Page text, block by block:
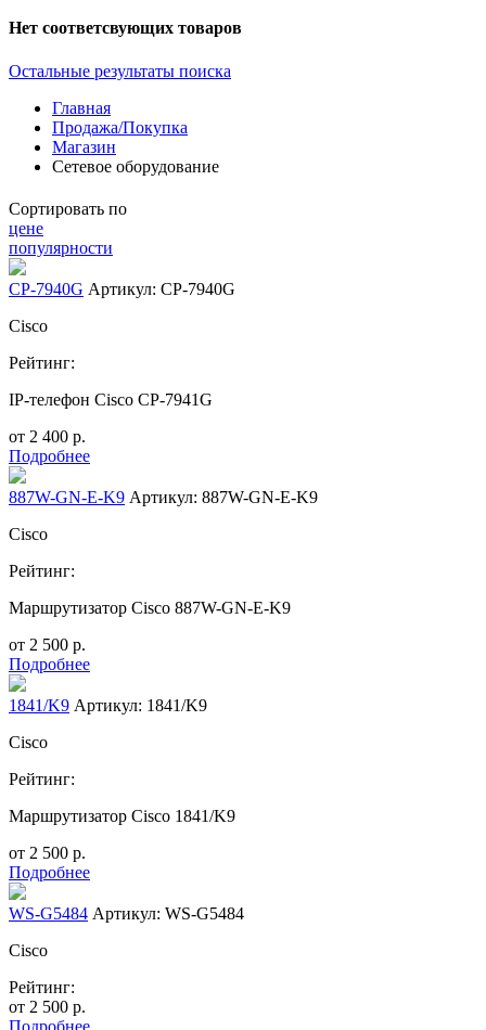
Нет соответсвующих товаров
Остальные результаты поиска
Главная
Продажа/Покупка
Магазин
Сетевое оборудование
Сортировать по
цене
популярности
CP-7940G Артикул: CP-7940G
Cisco
Рейтинг:
IP-телефон Cisco CP-7941G
от 2 400 р.
Подробнее
887W-GN-E-K9 Артикул: 887W-GN-E-K9
Cisco
Рейтинг:
Маршрутизатор Cisco 887W-GN-E-K9
от 2 500 р.
Подробнее
1841/K9 Артикул: 1841/K9
Cisco
Рейтинг:
Маршрутизатор Cisco 1841/K9
от 2 500 р.
Подробнее
WS-G5484 Артикул: WS-G5484
Cisco
Рейтинг:
от 2 500 р.
Подробнее